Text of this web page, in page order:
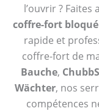
l’ouvrir ? Faites
coffre-fort bloqué
rapide et
coffre-fort de
Bauche,
Wächter, nos
compétences